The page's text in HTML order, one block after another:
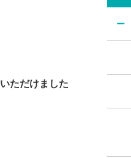
ただけました